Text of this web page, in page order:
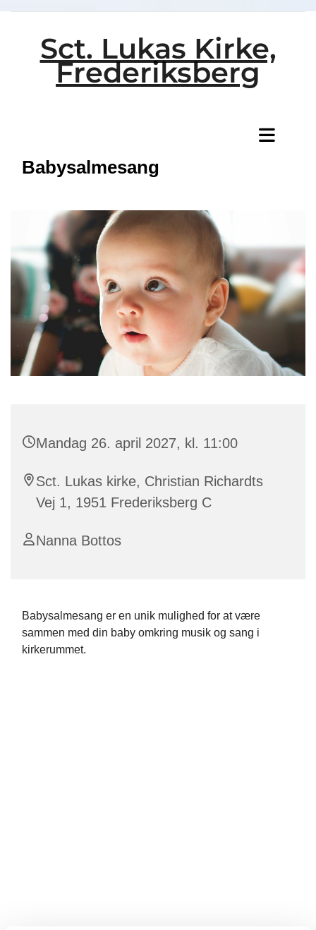
Sct. Lukas Kirke,
Frederiksberg
Babysalmesang
Mandag 26. april 2027, kl. 11:00
Sct. Lukas kirke, Christian Richardts
Vej 1, 1951 Frederiksberg C
Nanna Bottos
Babysalmesang er en unik mulighed for at være
sammen med din baby omkring musik og sang i
kirkerummet.